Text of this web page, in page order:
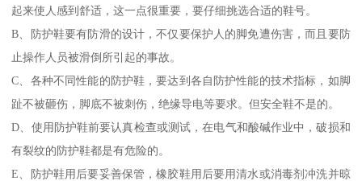
起来使人感到舒适，这一点很重要，要仔细挑选合适的鞋号。
B、防护鞋要有防滑的设计，不仅要保护人的脚免遭伤害，而且要防
止操作人员被滑倒所引起的事故。
C、各种不同性能的防护鞋，要达到各自防护性能的技术指标，如脚
趾不被砸伤，脚底不被刺伤，绝缘导电等要求。但安全鞋不是的。
D、使用防护鞋前要认真检查或测试，在电气和酸碱作业中，破损和
有裂纹的防护鞋都是有危险的。
E、防护鞋用后要妥善保管，橡胶鞋用后要用清水或消毒剂冲洗并晾